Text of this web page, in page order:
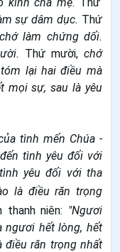
sự dâm dục. Thứ
làm chứng dối.
Thứ mười, chớ
lại hai điều mà
mọi sự, sau là yêu
tình mến Chúa -
tình yêu đối với
yêu đối với tha
là điều răn trọng
thanh niên: "Ngươi
ngươi hết lòng, hết
răn trọng nhất